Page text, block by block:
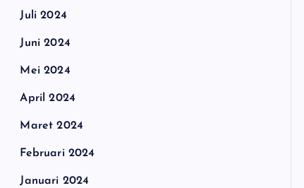
Juli 2024
Juni 2024
Mei 2024
April 2024
Maret 2024
Februari 2024
Januari 2024